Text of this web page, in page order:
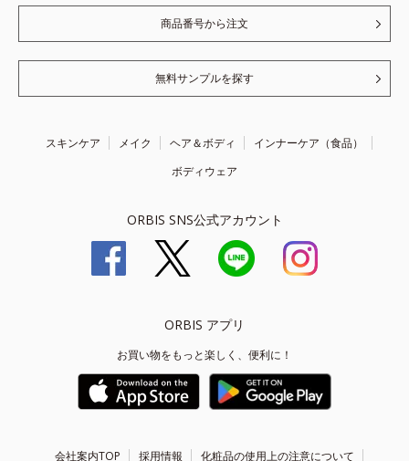
商品番号から注文
無料サンプルを探す
スキンケア メイク ヘア＆ボディ
インナーケア（食品）
ボディウェア
ORBIS SNS公式アカウント
ORBIS アプリ
お買い物をもっと楽しく、便利に！
会社案内TOP 採用情報 化粧品の使用上の注意について